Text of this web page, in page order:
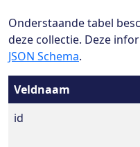
Onderstaande tabel
deze collectie. Deze
JSON Schema.
Veldnaam
id